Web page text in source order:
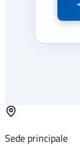
Sede principale